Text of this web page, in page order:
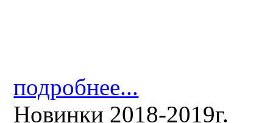
подробнее...
Новинки 2018-2019г.